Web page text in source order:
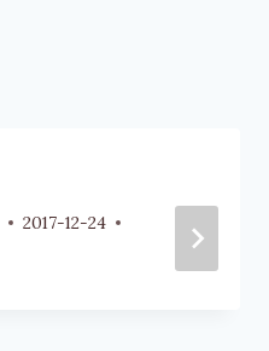
2017-12-24